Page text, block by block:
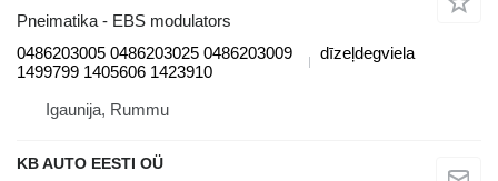
Pneimatika - EBS modulators
0486203005 0486203025 0486203009
1499799 1405606 1423910
dīzeļdegviela
Igaunija, Rummu
KB AUTO EESTI OÜ